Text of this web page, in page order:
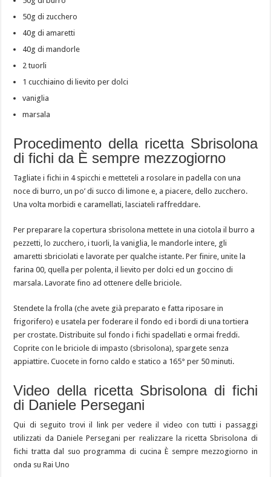
50g di zucchero
40g di amaretti
40g di mandorle
2 tuorli
1 cucchiaino di lievito per dolci
vaniglia
marsala
Procedimento della ricetta Sbrisolona
di fichi da È sempre mezzogiorno
Tagliate i fichi in 4 spicchi e metteteli a rosolare in padella con una
noce di burro, un po’ di succo di limone e, a piacere, dello zucchero.
Una volta morbidi e caramellati, lasciateli raffreddare.
Per preparare la copertura sbrisolona mettete in una ciotola il burro a
pezzetti, lo zucchero, i tuorli, la vaniglia, le mandorle intere, gli
amaretti sbriciolati e lavorate per qualche istante. Per finire, unite la
farina 00, quella per polenta, il lievito per dolci ed un goccino di
marsala. Lavorate fino ad ottenere delle briciole.
Stendete la frolla (che avete già preparato e fatta riposare in
frigorifero) e usatela per foderare il fondo ed i bordi di una tortiera
per crostate. Distribuite sul fondo i fichi spadellati e ormai freddi.
Coprite con le briciole di impasto (sbrisolona), spargete senza
appiattire. Cuocete in forno caldo e statico a 165° per 50 minuti.
Video della ricetta Sbrisolona di fichi
di Daniele Persegani
Qui di seguito trovi il link per vedere il video con tutti i passaggi
utilizzati da Daniele Persegani per realizzare la ricetta Sbrisolona di
fichi tratta dal suo programma di cucina È sempre mezzogiorno in
onda su Rai Uno